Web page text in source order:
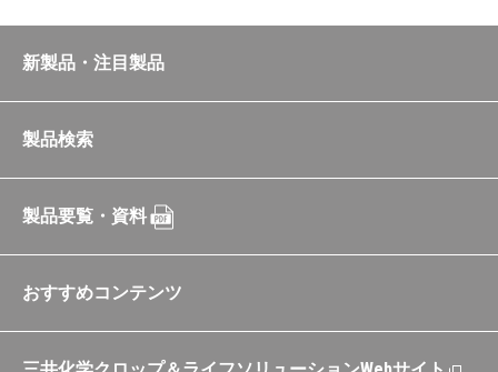
新製品・注目製品
製品検索
製品要覧・資料
おすすめコンテンツ